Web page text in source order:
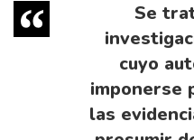
Se
cuyo
imponerse
las